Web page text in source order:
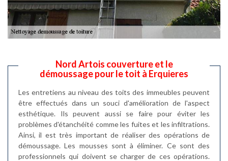
Nord Artois couverture et le
démoussage pour le toit à Erquieres
Les entretiens au niveau des toits des immeubles peuvent
être effectués dans un souci d'amélioration de l'aspect
esthétique. Ils peuvent aussi se faire pour éviter les
problèmes d'étanchéité comme les fuites et les infiltrations.
Ainsi, il est très important de réaliser des opérations de
démoussage. Les mousses sont à éliminer. Ce sont des
professionnels qui doivent se charger de ces opérations.